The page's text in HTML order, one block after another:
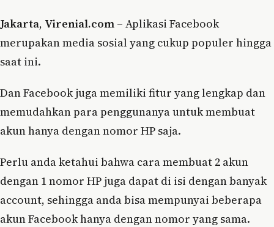
Jakarta, Virenial.com – Aplikasi Facebook
merupakan media sosial yang cukup populer hingga
saat ini.
Dan Facebook juga memiliki fitur yang lengkap dan
memudahkan para penggunanya untuk membuat
akun hanya dengan nomor HP saja.
Perlu anda ketahui bahwa cara membuat 2 akun
dengan 1 nomor HP juga dapat di isi dengan banyak
account, sehingga anda bisa mempunyai beberapa
akun Facebook hanya dengan nomor yang sama.